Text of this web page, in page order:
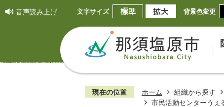
音声読み上げ 文字サイズ 背景色変更
現在の位置 ホーム 組織から探す
市民活動センターうぇ